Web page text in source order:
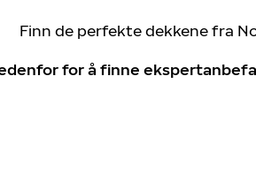
Finn de perfekte dekkene fra
for å finne